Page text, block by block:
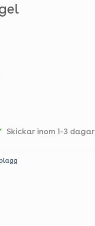
Skickar inom 1-3 dagar